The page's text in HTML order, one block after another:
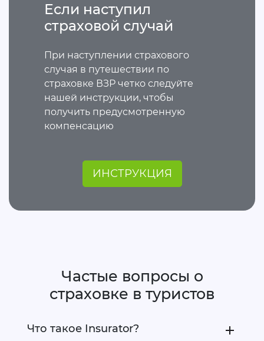
Если наступил
страховой случай
При наступлении страхового
случая в путешествии по
страховке ВЗР четко следуйте
нашей инструкции, чтобы
получить предусмотренную
компенсацию
ИНСТРУКЦИЯ
Частые вопросы о
страховке в туристов
Что такое Insurator?